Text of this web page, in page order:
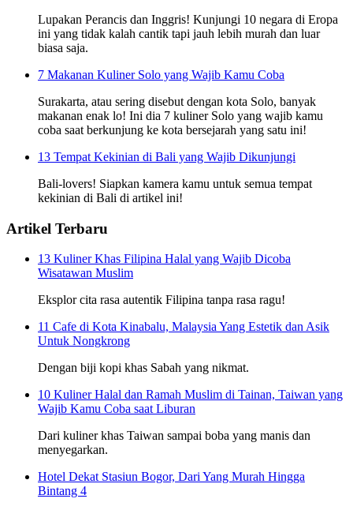
Lupakan Perancis dan Inggris! Kunjungi 10 negara di Eropa
ini yang tidak kalah cantik tapi jauh lebih murah dan luar
biasa saja.
7 Makanan Kuliner Solo yang Wajib Kamu Coba
Surakarta, atau sering disebut dengan kota Solo, banyak
makanan enak lo! Ini dia 7 kuliner Solo yang wajib kamu
coba saat berkunjung ke kota bersejarah yang satu ini!
13 Tempat Kekinian di Bali yang Wajib Dikunjungi
Bali-lovers! Siapkan kamera kamu untuk semua tempat
kekinian di Bali di artikel ini!
Artikel Terbaru
13 Kuliner Khas Filipina Halal yang Wajib Dicoba
Wisatawan Muslim
Eksplor cita rasa autentik Filipina tanpa rasa ragu!
11 Cafe di Kota Kinabalu, Malaysia Yang Estetik dan Asik
Untuk Nongkrong
Dengan biji kopi khas Sabah yang nikmat.
10 Kuliner Halal dan Ramah Muslim di Tainan, Taiwan yang
Wajib Kamu Coba saat Liburan
Dari kuliner khas Taiwan sampai boba yang manis dan
menyegarkan.
Hotel Dekat Stasiun Bogor, Dari Yang Murah Hingga
Bintang 4